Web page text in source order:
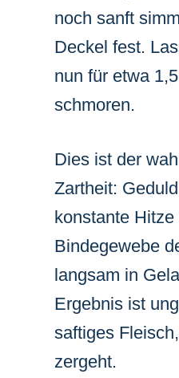
noch sanft
Deckel fest.
nun für etwa
schmoren.
Dies ist der
Zartheit:
konstante
Bindegewebe
langsam in
Ergebnis ist
saftiges
zergeht.